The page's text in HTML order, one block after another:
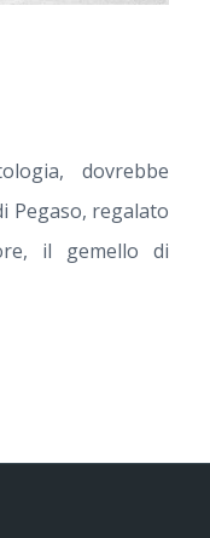
dovrebbe
Pegaso, regalato
il gemello di